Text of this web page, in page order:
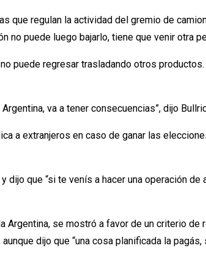
que regulan la actividad del gremio de
no puede luego bajarlo, tiene que venir otra
puede regresar trasladando otros
va a tener consecuencias”, dijo
a extranjeros en caso de ganar las
que “si te venís a hacer una operación
se mostró a favor de un criterio
dijo que “una cosa planificada la